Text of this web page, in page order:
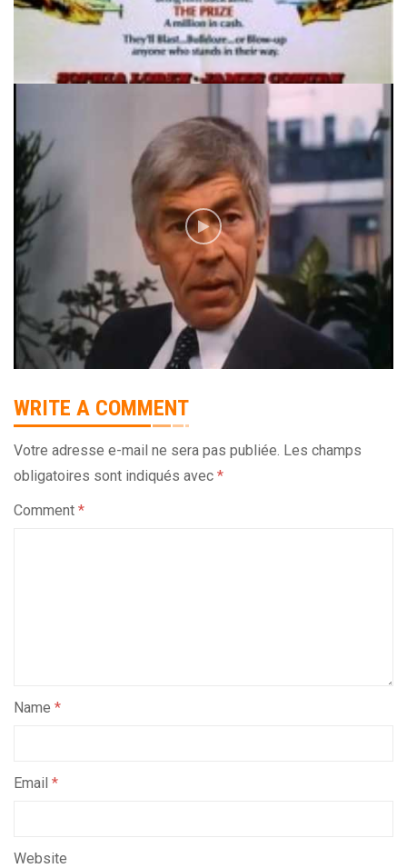
WRITE A COMMENT
Votre adresse e-mail ne sera pas publiée. Les champs
obligatoires sont indiqués avec *
Comment *
Name *
Email *
Website